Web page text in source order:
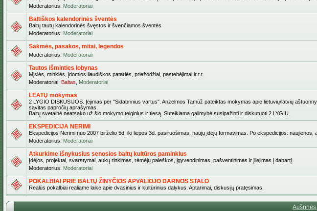
Moderatorius: Moderatoriai
Baltiškos kalendorinės šventės
Baltų tautų kalendorinės švęstos ir švenčiamos šventės
Moderatorius: Moderatoriai
Sakmės, pasakos, mitai, legendos
Moderatorius: Moderatoriai
Tautos išminties lobynas
Mįslės, minklės, įdomios liaudiškos patarlės, priežodžiai, pastebėjimai ir t.t.
Moderatoriai: Baltas Moderatoriai
LEATŲ mokymas
2 LYGIO DISKUSIJOS. Įėjimas per "Sidabrinius vartus". Anzelmos Tamūž pateiktas mokymas apie lietuvių/latvių
savitas papročių aprašymas.
Baltų svetainė neatsako už šio mokymo teiginius ir tiesą. Suteikiama galimybė susipažinti ir diskutuoti 2 LYGIU.
EKSPEDICIJA NERIMI
Ekspedicijos Nerimi nuo 2007 birželio 5d. iki liepos 3d. pasiruošimas, naujų įdėjų formavimas. Po ekspedicijos:
Moderatorius: Moderatoriai
Atkurkime išnykusius senosios baltų kultūros paminklus
Įdėjos, projektai, svarstymai, aukų rinkimas, rėmėjų paieškos, įgyvendinimas, pašventinimas ir įliejimas į dabartį.
Moderatorius: Moderatoriai
POKALBIAI PRIE BALTŲ ŽINYČIOS APVALIOJO DARNOS STALO
Realūs pokalbiai realiame laike apie dvasinius ir kultūrinius dalykus. Aptarimai, diskusijų pratęsimas.